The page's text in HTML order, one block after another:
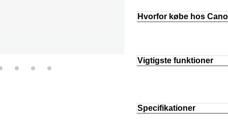
Hvorfor købe hos
Vigtigste funktioner
Specifikationer